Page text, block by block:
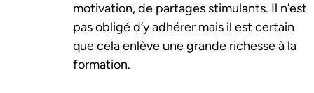
motivation, de partages stimulants. Il n’est
pas obligé d’y adhérer mais il est certain
que cela enlève une grande richesse à la
formation.